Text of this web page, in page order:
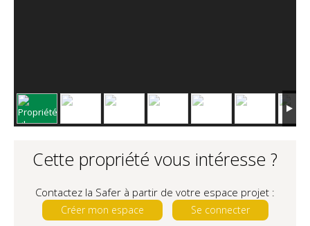
Cette propriété vous intéresse ?
Contactez la Safer à partir de votre espace projet :
Créer mon espace Se connecter